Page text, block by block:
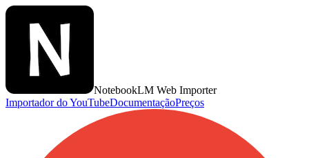
NotebookLM Web Importer
Importador do YouTubeDocumentaçãoPreços